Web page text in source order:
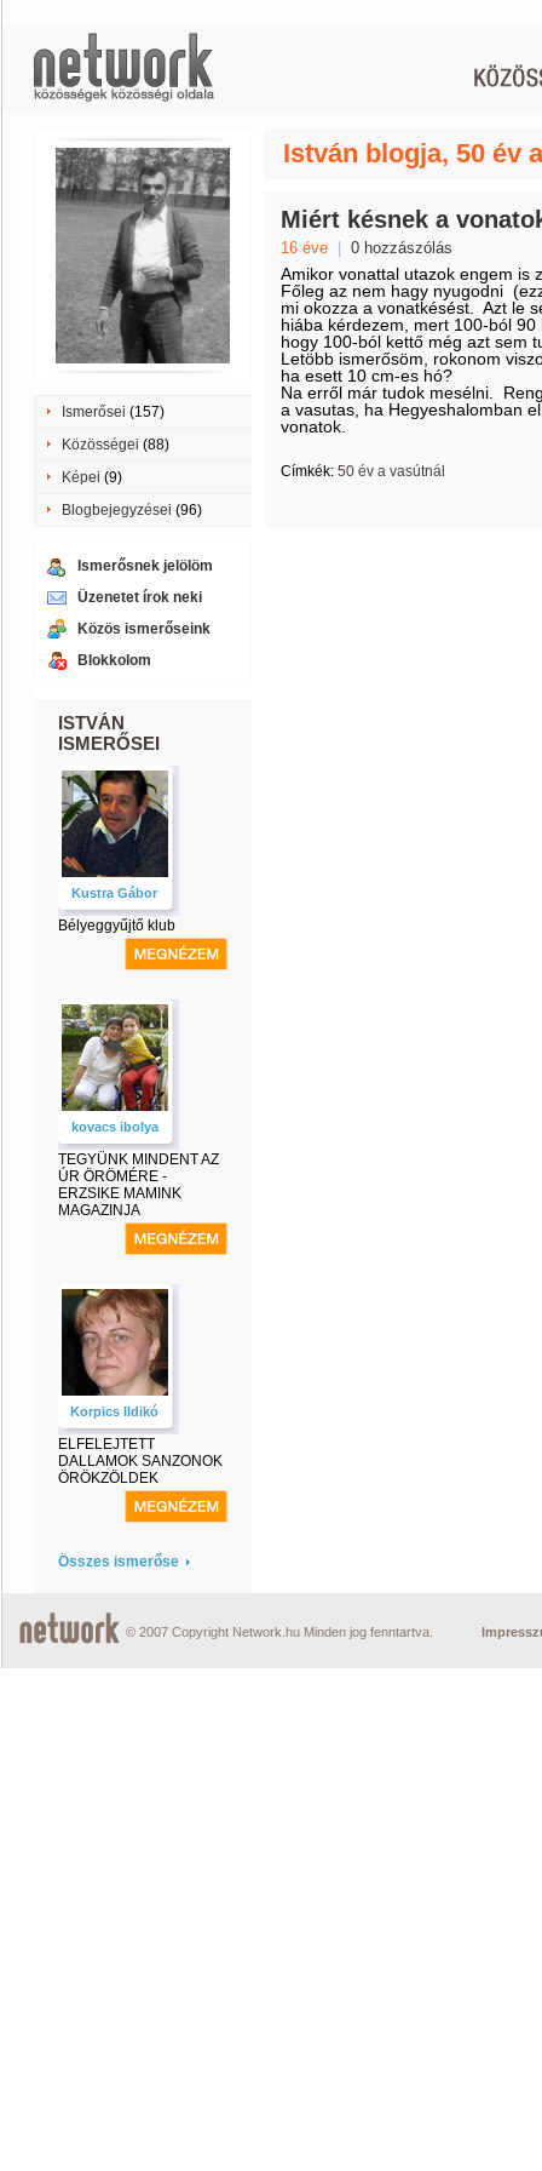
Ismerősei (157)
Közösségei (88)
Képei (9)
Blogbejegyzései (96)
Ismerősnek jelölöm
Üzenetet írok neki
Közös ismerőseink
Blokkolom
ISTVÁN
ISMERŐSEI
Kustra Gábor
Bélyeggyűjtő klub
kovacs ibolya
TEGYÜNK MINDENT AZ
ÚR ÖRÖMÉRE -
ERZSIKE MAMINK
MAGAZINJA
Korpics Ildikó
ELFELEJTETT
DALLAMOK SANZONOK
ÖRÖKZÖLDEK
Összes ismerőse
István blogja, 50 év
Miért késnek a
16 éve 0 hozzászólás
Amikor vonattal utazok engem is
Főleg az nem hagy nyugodni
mi okozza a vonatkésést. Azt le
hiába kérdezem, mert 100-ból
hogy 100-ból kettő még azt sem
Letöbb ismerősöm, rokonom
ha esett 10 cm-es hó?
Na erről már tudok mesélni.
a vasutas, ha Hegyeshalomban
vonatok.
Címkék: 50 év a vasútnál
© 2007 Copyright Network.hu Minden jog fenntartva.